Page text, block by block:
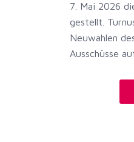
7. Mai 2026
gestellt.
Neuwahlen
Ausschüsse